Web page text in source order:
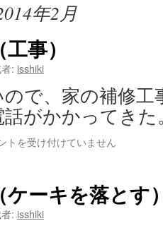
年2月
事）
: isshiki
で、家の補修工
話がかかってき
トを受け付けていません
ケーキを落とす
: isshiki